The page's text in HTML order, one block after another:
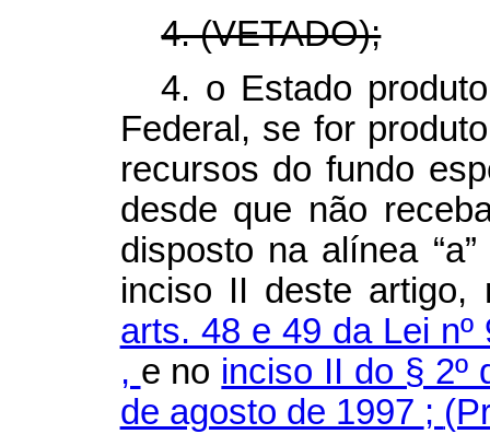
4. (VETADO);
4. o Estado
Federal, se for
recursos do fundo
desde que não
disposto na alínea
inciso II deste artigo,
arts. 48 e 49 da Lei
, e no inciso II do § 2º
de agosto de 1997 ;